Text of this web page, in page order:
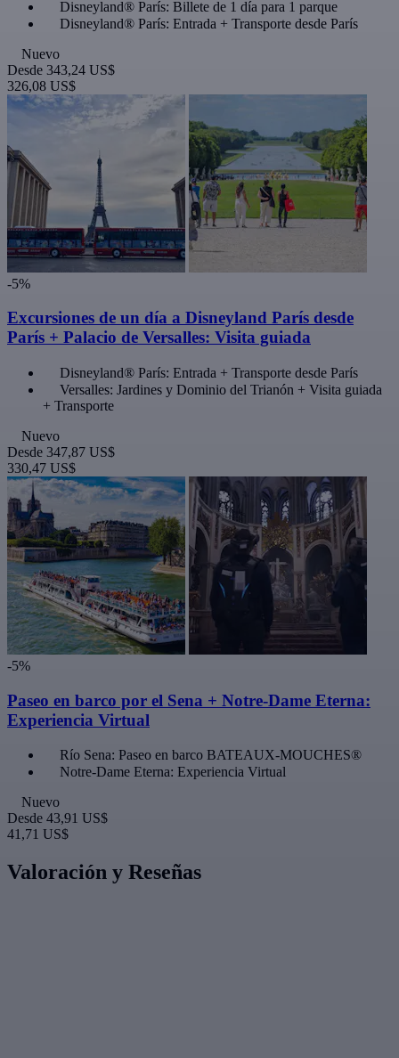
Disneyland® París: Billete de 1 día para 1 parque
Disneyland® París: Entrada + Transporte desde París
Nuevo
Desde 343,24 US$
326,08 US$
-5%
Excursiones de un día a Disneyland París desde
París + Palacio de Versalles: Visita guiada
Disneyland® París: Entrada + Transporte desde París
Versalles: Jardines y Dominio del Trianón + Visita guiada
+ Transporte
Nuevo
Desde 347,87 US$
330,47 US$
-5%
Paseo en barco por el Sena + Notre-Dame Eterna:
Experiencia Virtual
Río Sena: Paseo en barco BATEAUX-MOUCHES®
Notre-Dame Eterna: Experiencia Virtual
Nuevo
Desde 43,91 US$
41,71 US$
Valoración y Reseñas